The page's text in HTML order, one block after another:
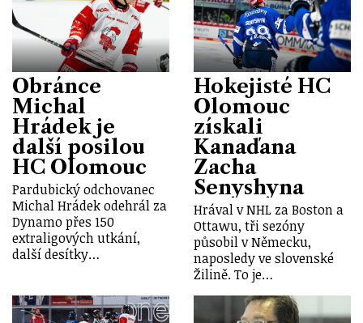
Obránce
Michal
Hrádek je
další posilou
HC Olomouc
Pardubický odchovanec
Michal Hrádek odehrál za
Dynamo přes 150
extraligových utkání,
další desítky…
Hokejisté HC
Olomouc
získali
Kanaďana
Zacha
Senyshyna
Hrával v NHL za Boston a
Ottawu, tři sezóny
působil v Německu,
naposledy ve slovenské
Žilině. To je…